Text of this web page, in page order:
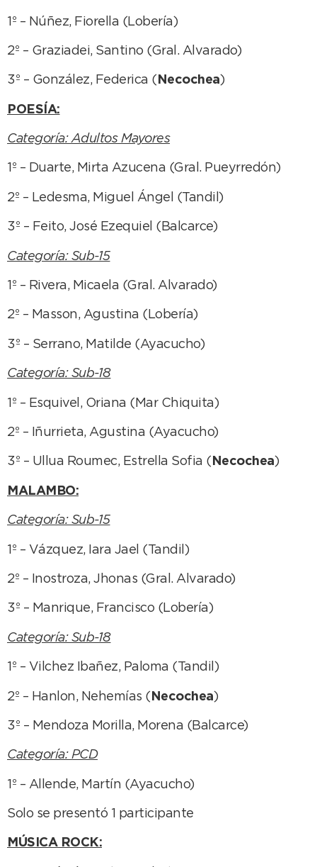
1º – Núñez, Fiorella (Lobería)
2º – Graziadei, Santino (Gral. Alvarado)
3º – González, Federica ( Necochea)
POESÍA:
Categoría: Adultos Mayores
1º – Duarte, Mirta Azucena (Gral. Pueyrredón)
2º – Ledesma, Miguel Ángel (Tandil)
3º – Feito, José Ezequiel (Balcarce)
Categoría: Sub-15
1º – Rivera, Micaela (Gral. Alvarado)
2º – Masson, Agustina (Lobería)
3º – Serrano, Matilde (Ayacucho)
Categoría: Sub-18
1º – Esquivel, Oriana (Mar Chiquita)
2º – Iñurrieta, Agustina (Ayacucho)
3º – Ullua Roumec, Estrella Sofia ( Necochea)
MALAMBO:
Categoría: Sub-15
1º – Vázquez, Iara Jael (Tandil)
2º – Inostroza, Jhonas (Gral. Alvarado)
3º – Manrique, Francisco (Lobería)
Categoría: Sub-18
1º – Vilchez Ibañez, Paloma (Tandil)
2º – Hanlon, Nehemías ( Necochea)
3º – Mendoza Morilla, Morena (Balcarce)
Categoría: PCD
1º – Allende, Martín (Ayacucho)
Solo se presentó 1 participante
MÚSICA ROCK: